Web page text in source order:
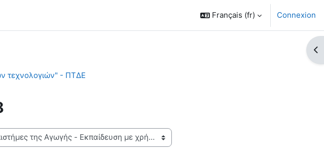
Français ‎(fr)‎ Connexion
τεχνολογιών" - ΠΤΔΕ